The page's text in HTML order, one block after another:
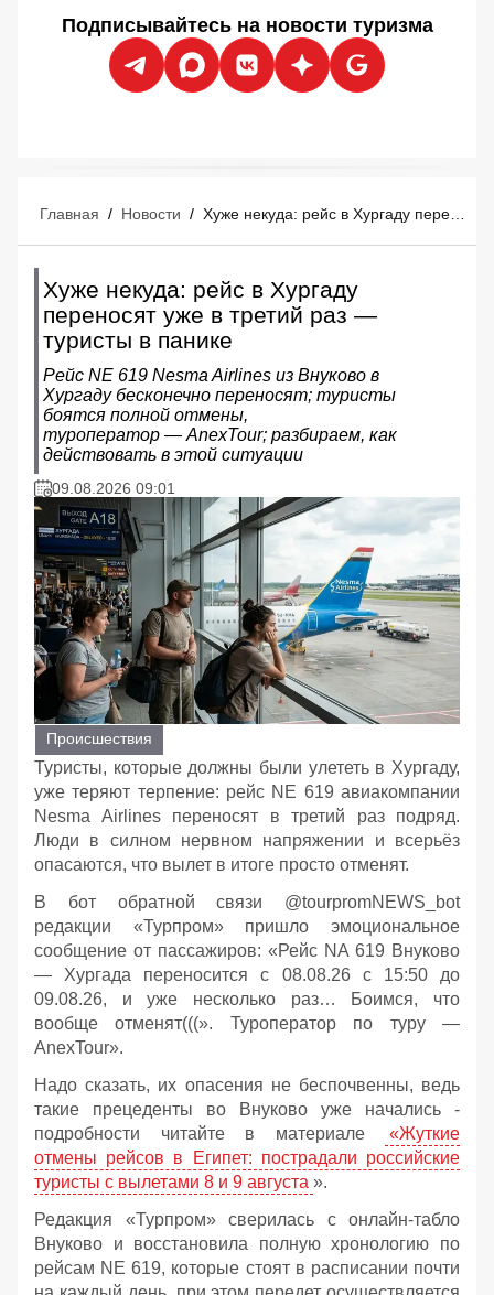
Подписывайтесь на новости туризма
Главная / Новости /
Хуже некуда: рейс в Хургаду
переносят уже в третий раз —
туристы в панике
Рейс NE 619 Nesma Airlines из Внуково в
Хургаду бесконечно переносят; туристы
боятся полной отмены,
туроператор — AnexTour; разбираем, как
действовать в этой ситуации
09.08.2026 09:01
Происшествия
Туристы, которые должны были улететь в Хургаду,
уже теряют терпение: рейс NE 619 авиакомпании
Nesma Airlines переносят в третий раз подряд.
Люди в силном нервном напряжении и всерьёз
опасаются, что вылет в итоге просто отменят.
В бот обратной связи @tourpromNEWS_bot
редакции «Турпром» пришло эмоциональное
сообщение от пассажиров: «Рейс NA 619 Внуково
— Хургада переносится с 08.08.26 с 15:50 до
09.08.26, и уже несколько раз… Боимся, что
вообще отменят(((». Туроператор по туру —
AnexTour».
Надо сказать, их опасения не беспочвенны, ведь
такие прецеденты во Внуково уже начались -
подробности читайте в материале
«Жуткие
отмены рейсов в Египет: пострадали российские
туристы с вылетами 8 и 9 августа ».
Редакция «Турпром» сверилась с онлайн‑табло
Внуково и восстановила полную хронологию по
рейсам NE 619, которые стоят в расписании почти